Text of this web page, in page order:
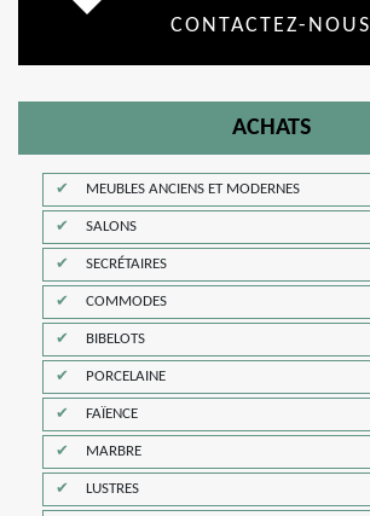
CONTACTEZ-NOUS
ACHATS
MEUBLES ANCIENS ET MODERNES
SALONS
SECRÉTAIRES
COMMODES
BIBELOTS
PORCELAINE
FAÏENCE
MARBRE
LUSTRES